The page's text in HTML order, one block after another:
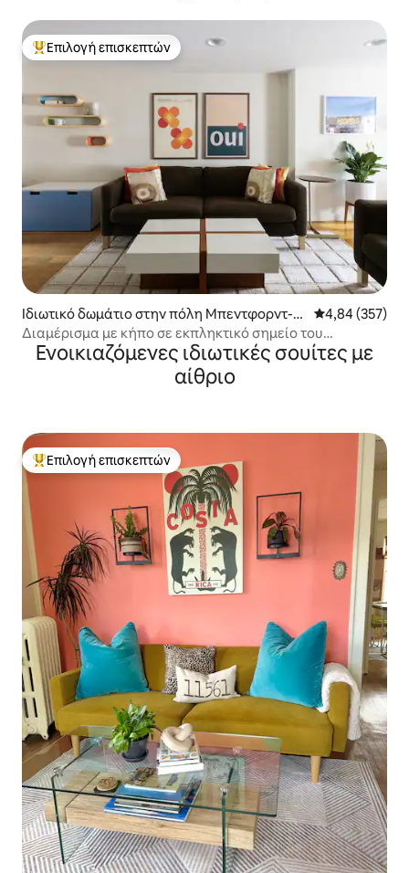
Κορυφαία επιλογή επισκεπτών
Επιλογή επισκεπτών
Ιδιωτικό δωμάτιο στην πόλη Μπεντφορντ-Σ
τίβεσαντ
Μέση
4,84 (357)
Διαμέρισμα με κήπο σε εκπληκτικό σημείο του
Μπρούκλιν!
Ενοικιαζόμενες ιδιωτικές σουίτες με
αίθριο
Κορυφαία επιλογή επισκεπτών
Επιλογή επισκεπτών